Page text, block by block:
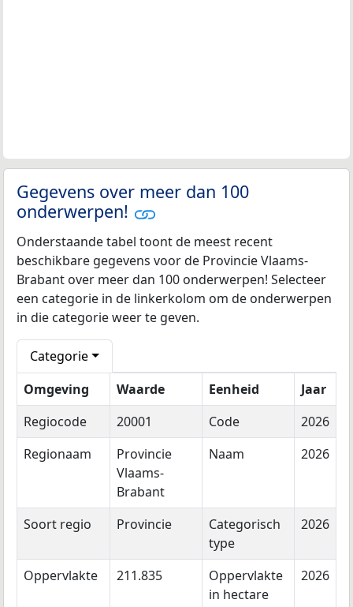
Gegevens over meer dan 100
onderwerpen!
Onderstaande tabel toont de meest recent
beschikbare gegevens voor de Provincie Vlaams-
Brabant over meer dan 100 onderwerpen! Selecteer
een categorie in de linkerkolom om de onderwerpen
in die categorie weer te geven.
Categorie
Omgeving
Waarde Eenheid
Jaar
Regiocode
20001 Code
2026
Regionaam
Provincie
Vlaams-
Brabant
Naam 2026
Soort regio Provincie
Categorisch
type
2026
Oppervlakte 211.835
Oppervlakte
in hectare
2026